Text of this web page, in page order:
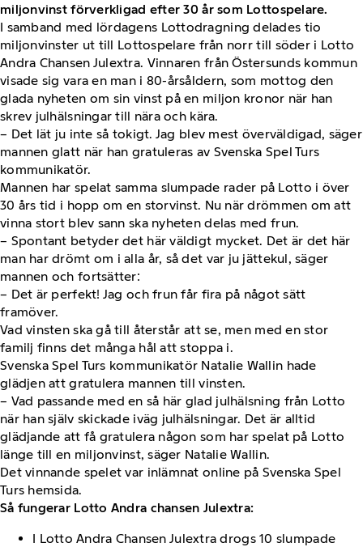
miljonvinst förverkligad efter 30 år som Lottospelare.
I samband med lördagens Lottodragning delades tio
miljonvinster ut till Lottospelare från norr till söder i Lotto
Andra Chansen Julextra. Vinnaren från Östersunds kommun
visade sig vara en man i 80-årsåldern, som mottog den
glada nyheten om sin vinst på en miljon kronor när han
skrev julhälsningar till nära och kära.
– Det lät ju inte så tokigt. Jag blev mest överväldigad, säger
mannen glatt när han gratuleras av Svenska Spel Turs
kommunikatör.
Mannen har spelat samma slumpade rader på Lotto i över
30 års tid i hopp om en storvinst. Nu när drömmen om att
vinna stort blev sann ska nyheten delas med frun.
– Spontant betyder det här väldigt mycket. Det är det här
man har drömt om i alla år, så det var ju jättekul, säger
mannen och fortsätter:
– Det är perfekt! Jag och frun får fira på något sätt
framöver.
Vad vinsten ska gå till återstår att se, men med en stor
familj finns det många hål att stoppa i.
Svenska Spel Turs kommunikatör Natalie Wallin hade
glädjen att gratulera mannen till vinsten.
– Vad passande med en så här glad julhälsning från Lotto
när han själv skickade iväg julhälsningar. Det är alltid
glädjande att få gratulera någon som har spelat på Lotto
länge till en miljonvinst, säger Natalie Wallin.
Det vinnande spelet var inlämnat online på Svenska Spel
Turs hemsida.
Så fungerar Lotto Andra chansen Julextra:
I Lotto Andra Chansen Julextra drogs 10 slumpade